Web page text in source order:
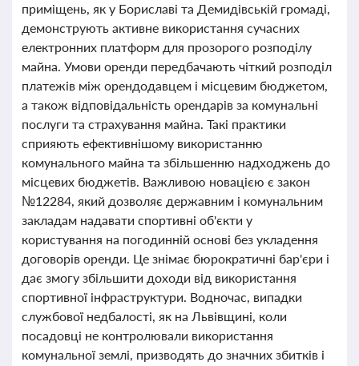
приміщень, як у Бориславі та Демидівській громаді,
демонструють активне використання сучасних
електронних платформ для прозорого розподілу
майна. Умови оренди передбачають чіткий розподіл
платежів між орендодавцем і місцевим бюджетом,
а також відповідальність орендарів за комунальні
послуги та страхування майна. Такі практики
сприяють ефективнішому використанню
комунального майна та збільшенню надходжень до
місцевих бюджетів. Важливою новацією є закон
№12284, який дозволяє державним і комунальним
закладам надавати спортивні об'єкти у
користування на погодинній основі без укладення
договорів оренди. Це знімає бюрократичні бар'єри і
дає змогу збільшити доходи від використання
спортивної інфраструктури. Водночас, випадки
службової недбалості, як на Львівщині, коли
посадовці не контролювали використання
комунальної землі, призводять до значних збитків і